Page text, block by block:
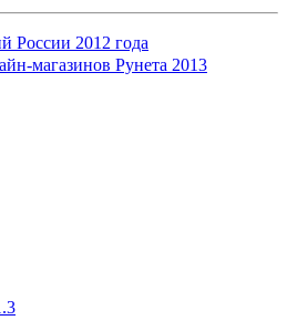
России 2012 года
магазинов Рунета 2013